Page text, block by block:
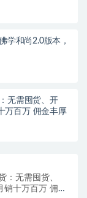
学和尚2.0版本，
无需囤货、开
万百万 佣金丰厚
：无需囤货、
销十万百万 佣